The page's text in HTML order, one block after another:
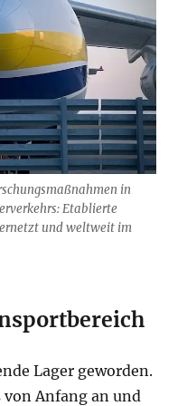
in
Etablierte
und weltweit im
Lager geworden.
Anfang an und